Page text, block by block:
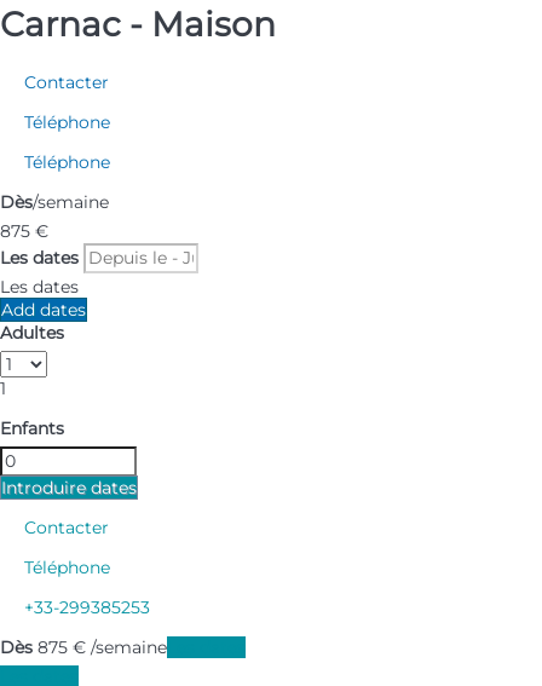
Carnac - Maison
Contacter
Téléphone
Téléphone
Dès/semaine
875 €
Les dates
Les dates
Add dates
Adultes
1
Enfants
Introduire dates
Contacter
Téléphone
+33-299385253
Dès 875 € /semaine